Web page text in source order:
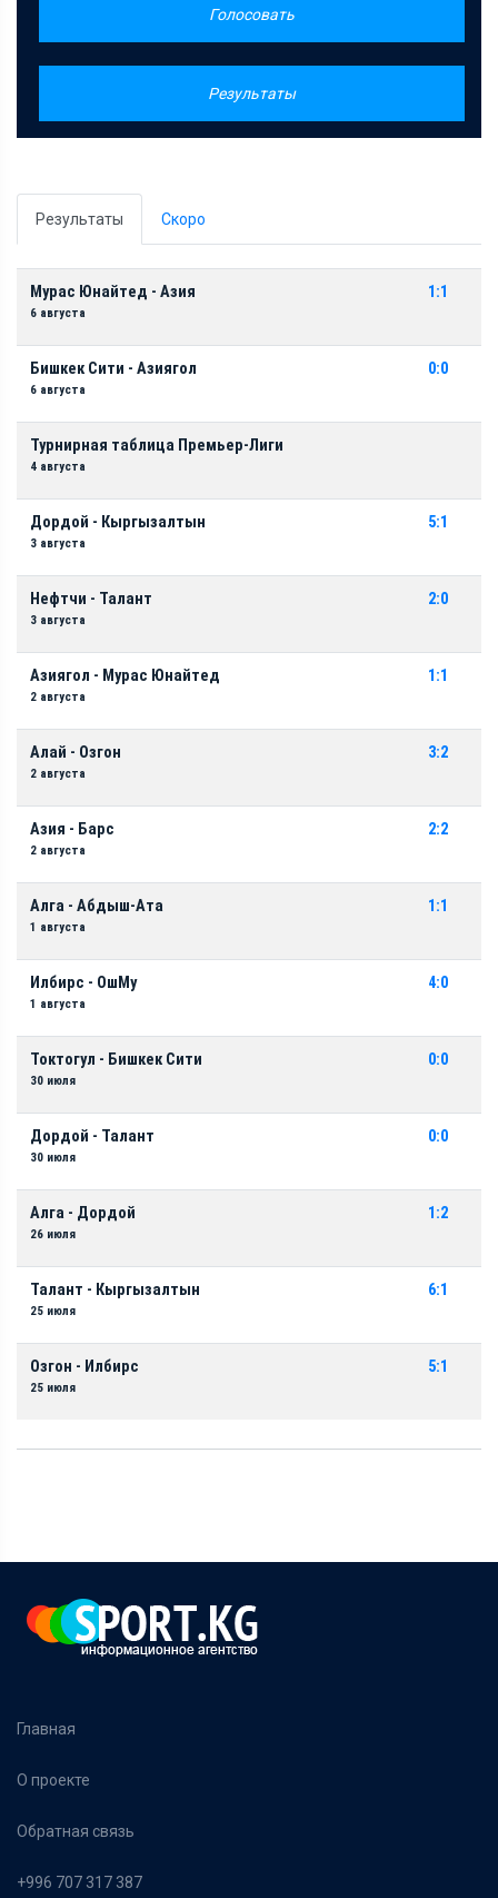
Голосовать
Результаты
Результаты Скоро
Мурас Юнайтед - Азия
6 августа
1:1
Бишкек Сити - Азиягол
6 августа
0:0
Турнирная таблица Премьер-Лиги
4 августа
Дордой - Кыргызалтын
3 августа
5:1
Нефтчи - Талант
3 августа
2:0
Азиягол - Мурас Юнайтед
2 августа
1:1
Алай - Озгон
2 августа
3:2
Азия - Барс
2 августа
2:2
Алга - Абдыш-Ата
1 августа
1:1
Илбирс - ОшМу
1 августа
4:0
Токтогул - Бишкек Сити
30 июля
0:0
Дордой - Талант
30 июля
0:0
Алга - Дордой
26 июля
1:2
Талант - Кыргызалтын
25 июля
6:1
Озгон - Илбирс
25 июля
5:1
Главная
О проекте
Обратная связь
+996 707 317 387